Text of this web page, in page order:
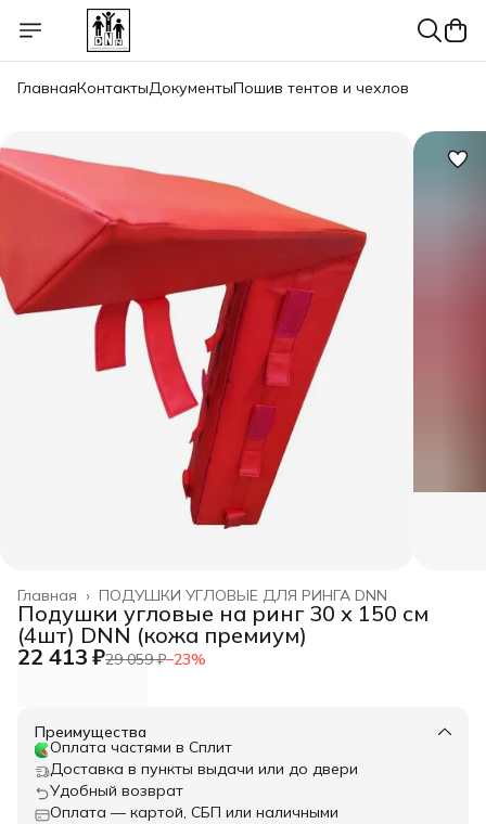
ГлавнаяКонтактыДокументыПошив тентов и чехлов
ПОДУШКИ УГЛОВЫЕ ДЛЯ РИНГА DNN
Главная ›
Подушки угловые на ринг 30 х 150 см
(4шт) DNN (кожа премиум)
22 413 ₽29 059 ₽−23%
Преимущества
Оплата частями в Сплит
Доставка в пункты выдачи или до двери
Удобный возврат
Оплата — картой, СБП или наличными